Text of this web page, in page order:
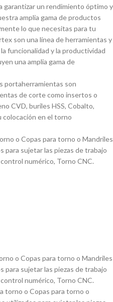
garantizar un rendimiento óptimo y
amplia gama de productos
lo que necesitas para tu
son una lí­nea de herramientas y
funcionalidad y la productividad
una amplia gama de
portaherramientas son
de corte como insertos o
CVD, buriles HSS, Cobalto,
colocación en el torno
o Copas para torno o Mandriles
para sujetar las piezas de trabajo
numérico, Torno CNC.
o Copas para torno o Mandriles
para sujetar las piezas de trabajo
numérico, Torno CNC.
torno o Copas para torno o